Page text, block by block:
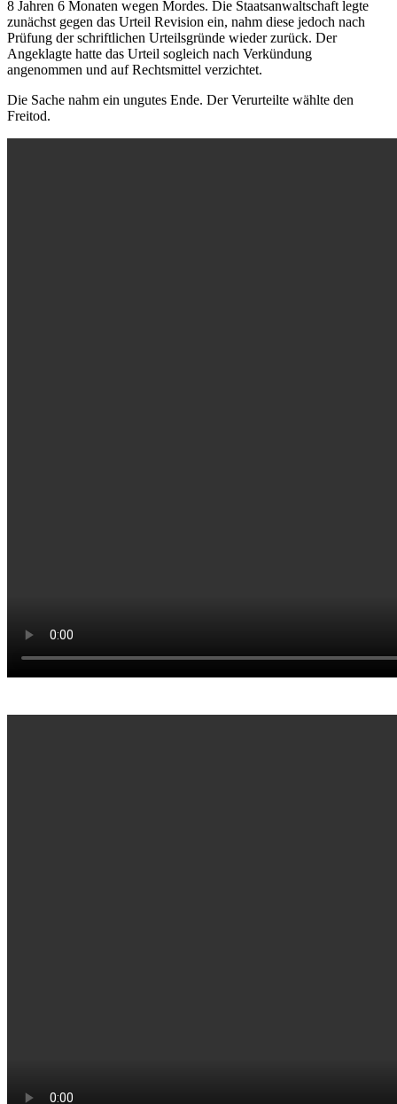
8 Jahren 6 Monaten wegen Mordes. Die Staatsanwaltschaft legte
zunächst gegen das Urteil Revision ein, nahm diese jedoch nach
Prüfung der schriftlichen Urteilsgründe wieder zurück. Der
Angeklagte hatte das Urteil sogleich nach Verkündung
angenommen und auf Rechtsmittel verzichtet.
Die Sache nahm ein ungutes Ende. Der Verurteilte wählte den
Freitod.